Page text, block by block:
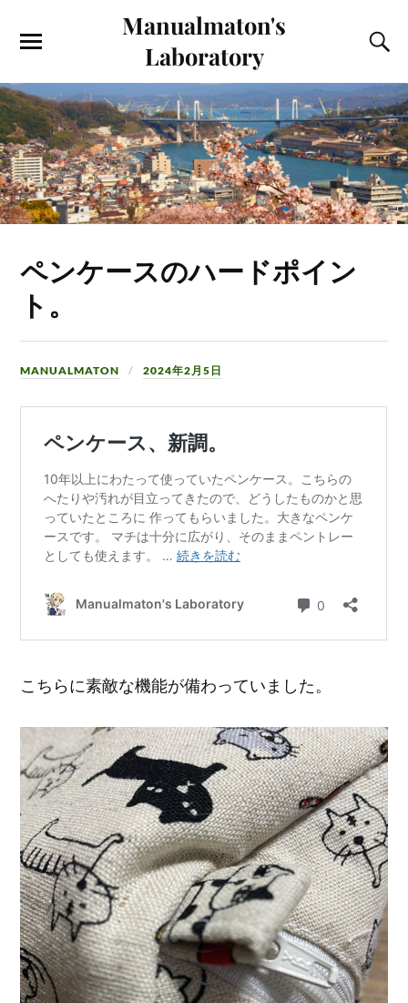
Manualmaton's
Laboratory
ペンケースのハードポイン
ト。
MANUALMATON 2024年2月5日
こちらに素敵な機能が備わっていました。